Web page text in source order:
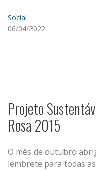
Social
06/04/2022
Projeto
Rosa 2015
O mês de outubro
lembrete para todas